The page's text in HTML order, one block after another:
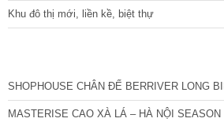
Khu đô thị mới, liền kề, biệt thự
SHOPHOUSE CHÂN ĐẾ BERRIVER LONG
MASTERISE CAO XÀ LÁ – HÀ NỘI SEASON